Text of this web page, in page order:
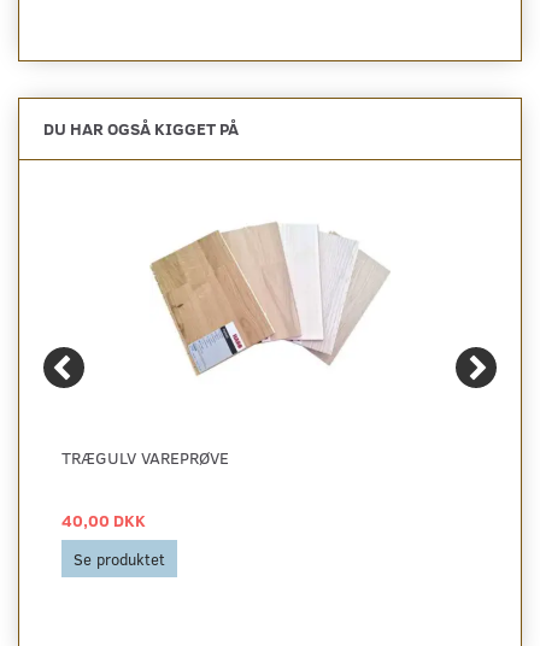
DU HAR OGSÅ KIGGET PÅ
TRÆGULV VAREPRØVE
40,00 DKK
Se produktet